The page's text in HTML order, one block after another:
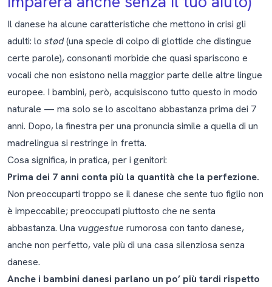
Il danese ha alcune caratteristiche che mettono in crisi gli
adulti: lo stød(una specie di colpo di glottide che distingue
certe parole), consonanti morbide che quasi spariscono e
vocali che non esistono nella maggior parte delle altre lingue
europee. I bambini, però, acquisiscono tutto questo in modo
naturale — ma solo se lo ascoltano abbastanza prima dei 7
anni. Dopo, la finestra per una pronuncia simile a quella di un
madrelingua si restringe in fretta.
Cosa significa, in pratica, per i genitori:
Prima dei 7 anni conta più la quantità che la perfezione.
Non preoccuparti troppo se il danese che sente tuo figlio non
è impeccabile; preoccupati piuttosto che ne senta
abbastanza. Una vuggestue rumorosa con tanto danese,
anche non perfetto, vale più di una casa silenziosa senza
danese.
Anche i bambini danesi parlano un po’ più tardi rispetto